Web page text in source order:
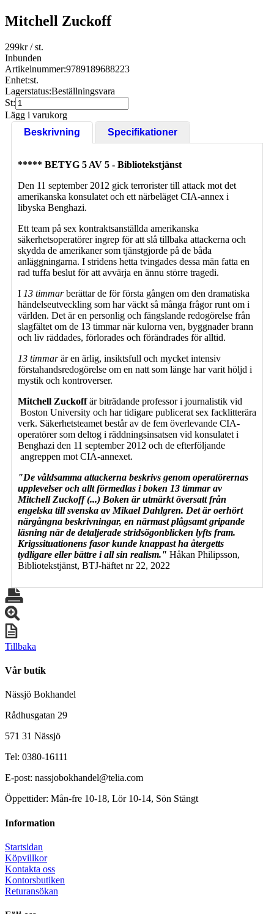
Mitchell Zuckoff
299kr/ st.
Inbunden
Artikelnummer:9789189688223
Enhet:st.
Lagerstatus:Beställningsvara
St:
Lägg i varukorg
Beskrivning
Specifikationer
***** BETYG 5 AV 5 - Bibliotekstjänst
Den 11 september 2012 gick terrorister till attack mot det
amerikanska konsulatet och ett närbeläget CIA-annex i
libyska Benghazi.
Ett team på sex kontraktsanställda amerikanska
säkerhetsoperatörer ingrep för att slå tillbaka attackerna och
skydda de amerikaner som tjänstgjorde på de båda
anläggningarna. I stridens hetta tvingades dessa män fatta en
rad tuffa beslut för att avvärja en ännu större tragedi.
I 13 timmarberättar de för första gången om den dramatiska
händelseutveckling som har väckt så många frågor runt om i
världen. Det är en personlig och fängslande redogörelse från
slagfältet om de 13 timmar när kulorna ven, byggnader brann
och liv räddades, förlorades och förändrades för alltid.
13 timmarär en ärlig, insiktsfull och mycket intensiv
förstahandsredogörelse om en natt som länge har varit höljd i
mystik och kontroverser.
Mitchell Zuckoffär biträdande professor i journalistik vid
Boston University och har tidigare publicerat sex facklitterära
verk. Säkerhetsteamet består av de fem överlevande CIA-
operatörer som deltog i räddningsinsatsen vid konsulatet i
Benghazi den 11 september 2012 och de efterföljande
angreppen mot CIA-annexet.
"De våldsamma attackerna beskrivs genom operatörernas
upplevelser och allt förmedlas i boken 13 timmar av
Mitchell Zuckoff (...) Boken är utmärkt översatt från
engelska till svenska av Mikael Dahlgren. Det är oerhört
närgångna beskrivningar, en närmast plågsamt gripande
läsning när de detaljerade stridsögonblicken lyfts fram.
Krigssituationens fasor kunde knappast ha återgetts
tydligare eller bättre i all sin realism." Håkan Philipsson,
Bibliotekstjänst, BTJ-häftet nr 22, 2022
Tillbaka
Vår butik
Nässjö Bokhandel
Rådhusgatan 29
571 31 Nässjö
Tel: 0380-16111
E-post: nassjobokhandel@telia.com
Öppettider: Mån-fre 10-18, Lör 10-14, Sön Stängt
Information
Startsidan
Köpvillkor
Kontakta oss
Kontorsbutiken
Returansökan